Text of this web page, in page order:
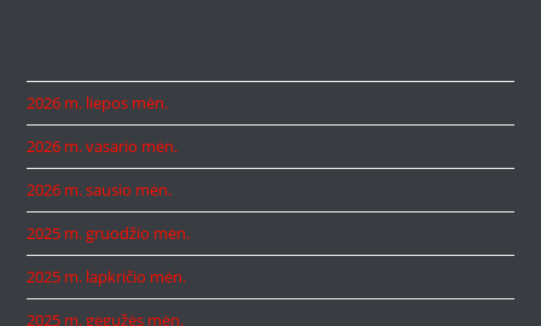
2026 m. liepos mėn.
2026 m. vasario mėn.
2026 m. sausio mėn.
2025 m. gruodžio mėn.
2025 m. lapkričio mėn.
2025 m. gegužės mėn.